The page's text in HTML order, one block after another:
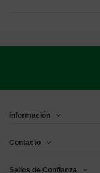
Información
Contacto
Sellos de Confianza